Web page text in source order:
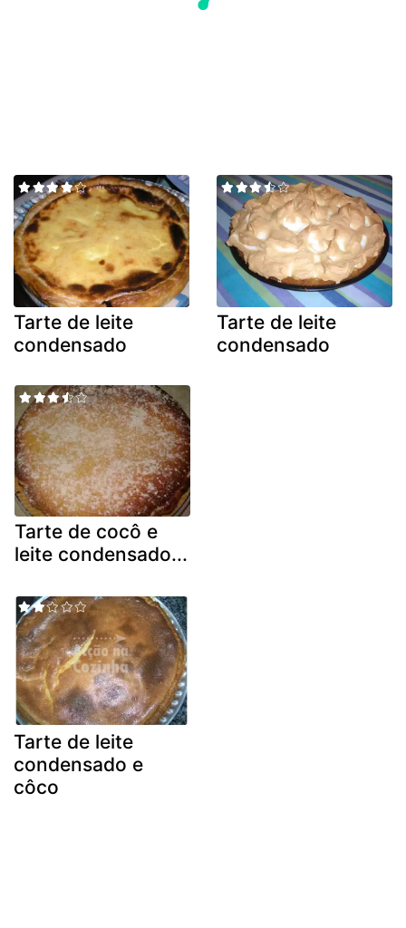
Tarte de leite
condensado
Tarte de leite
condensado
Tarte de cocô e
leite condensado...
Tarte de leite
condensado e
côco